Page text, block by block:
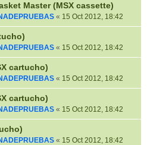
Master (MSX cassette)
« 15 Oct 2012, 18:42
« 15 Oct 2012, 18:42
cartucho)
« 15 Oct 2012, 18:42
cartucho)
« 15 Oct 2012, 18:42
« 15 Oct 2012, 18:42